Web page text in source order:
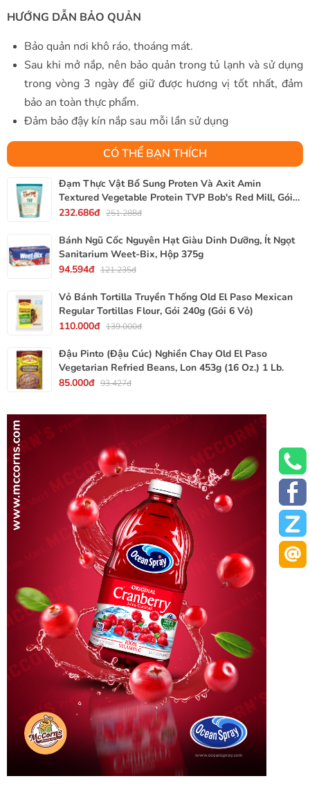
HƯỚNG DẪN BẢO QUẢN
Bảo quản nơi khô ráo, thoáng mát.
Sau khi mở nắp, nên bảo quản trong tủ lạnh và sử dụng
trong vòng 3 ngày để giữ được hương vị tốt nhất, đảm
bảo an toàn thực phẩm.
Đảm bảo đậy kín nắp sau mỗi lần sử dụng
CÓ THỂ BẠN THÍCH
Đạm Thực Vật Bổ Sung Proten Và Axit Amin
Textured Vegetable Protein TVP Bob's Red Mill, Gói
340g, 12 Oz.
232.686đ 251.288đ
Bánh Ngũ Cốc Nguyên Hạt Giàu Dinh Dưỡng, Ít Ngọt
Sanitarium Weet-Bix, Hộp 375g
94.594đ 121.235đ
Vỏ Bánh Tortilla Truyền Thống Old El Paso Mexican
Regular Tortillas Flour, Gói 240g (Gói 6 Vỏ)
110.000đ 139.000đ
Đậu Pinto (Đậu Cúc) Nghiền Chay Old El Paso
Vegetarian Refried Beans, Lon 453g (16 Oz.) 1 Lb.
85.000đ 93.427đ